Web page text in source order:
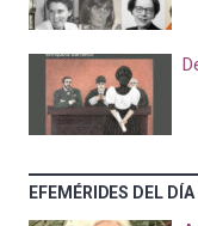
EFEMÉRIDES DEL DÍA